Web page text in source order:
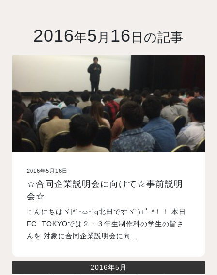
学生生活
就職・デビュー
入試案内
学校情報
オープンキャンパス
訪問者別メニュー
2016年5 月 16 日の記事
2016年5月16日
☆合同企業説明会に向けて☆事前説明
会☆
こんにちはヾ|*´･ω･|q北田ですヾ¨)+ﾟ.*！！ 本日
FC TOKYOでは２・３年生制作科の学生の皆さ
んを 対象に合同企業説明会に向…
2016年5月